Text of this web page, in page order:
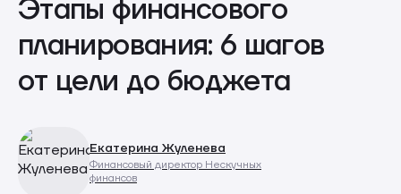
Этапы финансового
планирования: 6 шагов
от цели до бюджета
Екатерина Жуленева
Финансовый директор Нескучных
финансов